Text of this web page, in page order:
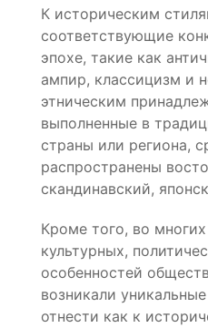
К историческим
соответствующие
эпохе, такие как
ампир, классицизм и
этническим
выполненные в
страны или региона,
распространены
скандинавский,
Кроме того, во
культурных,
особенностей
возникали
отнести как к